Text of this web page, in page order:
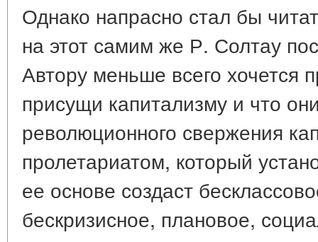
Однако напрасно стал бы
на этот самим же Р. Солтау
Автору меньше всего хочется
присущи капитализму и что
революционного свержения
пролетариатом, который
ее основе создаст
бескризисное, плановое,